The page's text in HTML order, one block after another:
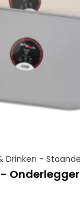
Onderlegger